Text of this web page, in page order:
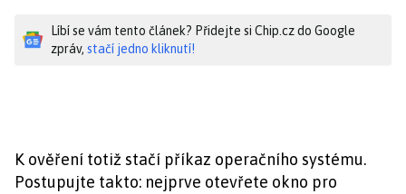
Líbí se vám tento článek? Přidejte si Chip.cz do Google
zpráv, stačí jedno kliknutí!
K ověření totiž stačí příkaz operačního systému.
Postupujte takto: nejprve otevřete okno pro